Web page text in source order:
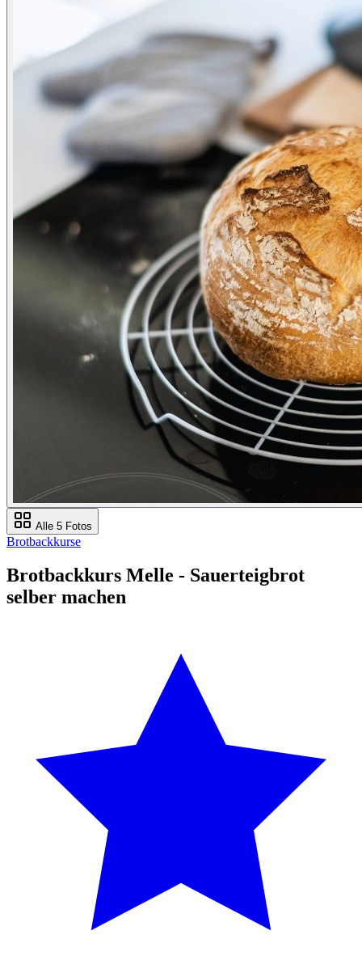
Alle 5 Fotos
Brotbackkurse
Brotbackkurs Melle - Sauerteigbrot
selber machen